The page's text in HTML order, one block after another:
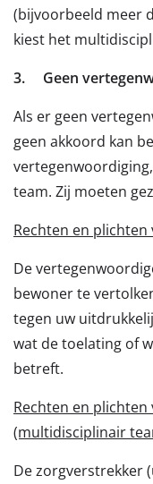
(bijvoorbeeld meer
kiest het
3. Geen
Als er geen
geen akkoord kan
team. Zij moeten
Rechten en
De
bewoner te
tegen uw
wat de toelating of
betreft.
Rechten en
(multidisciplinair
De zorgverstrekker